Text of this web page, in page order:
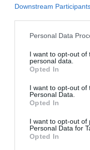
Downstream
Personal Data
I want to opt-out of
personal data.
Opted In
I want to opt-out of
Personal Data.
Opted In
I want to opt-out of
Personal Data for
Opted In
25/3 NYA BOLAG
Trålen 24 AB
NordHem
måleriföretag i
Lokalt väder
32°C